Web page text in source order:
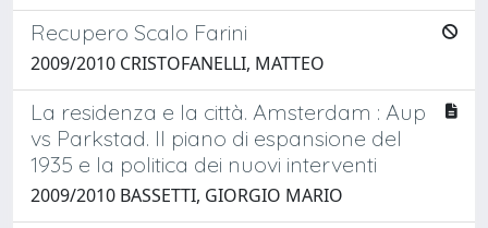
Recupero Scalo Farini
2009/2010 CRISTOFANELLI, MATTEO
La residenza e la città. Amsterdam : Aup
vs Parkstad. Il piano di espansione del
1935 e la politica dei nuovi interventi
2009/2010 BASSETTI, GIORGIO MARIO